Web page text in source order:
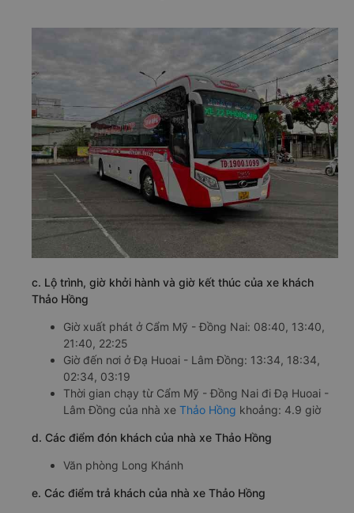
c. Lộ trình, giờ khởi hành và giờ kết thúc của xe khách
Thảo Hồng
Giờ xuất phát ở Cẩm Mỹ - Đồng Nai: 08:40, 13:40,
21:40, 22:25
Giờ đến nơi ở Đạ Huoai - Lâm Đồng: 13:34, 18:34,
02:34, 03:19
Thời gian chạy từ Cẩm Mỹ - Đồng Nai đi Đạ Huoai -
Lâm Đồng của nhà xe Thảo Hồng khoảng: 4.9 giờ
d. Các điểm đón khách của nhà xe Thảo Hồng
Văn phòng Long Khánh
e. Các điểm trả khách của nhà xe Thảo Hồng